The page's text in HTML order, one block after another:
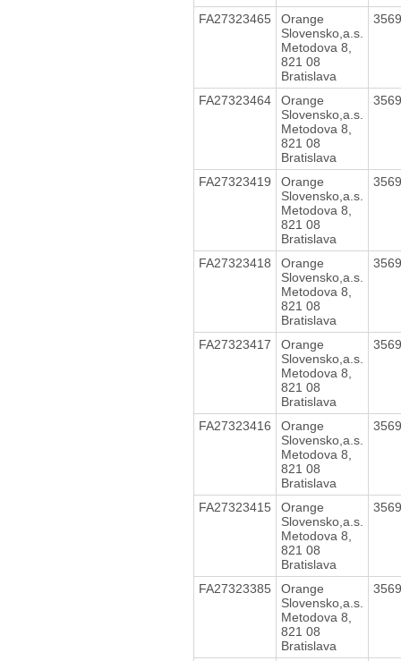
FA27323465
Orange
Slovensko,a.s.
Metodova 8,
821 08
Bratislava
FA27323464
Orange
Slovensko,a.s.
Metodova 8,
821 08
Bratislava
FA27323419
Orange
Slovensko,a.s.
Metodova 8,
821 08
Bratislava
FA27323418
Orange
Slovensko,a.s.
Metodova 8,
821 08
Bratislava
FA27323417
Orange
Slovensko,a.s.
Metodova 8,
821 08
Bratislava
FA27323416
Orange
Slovensko,a.s.
Metodova 8,
821 08
Bratislava
FA27323415
Orange
Slovensko,a.s.
Metodova 8,
821 08
Bratislava
FA27323385
Orange
Slovensko,a.s.
Metodova 8,
821 08
Bratislava